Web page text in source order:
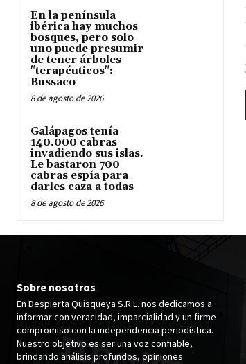
En la península
ibérica hay muchos
bosques, pero solo
uno puede presumir
de tener árboles
"terapéuticos":
Bussaco
8 de agosto de 2026
Galápagos tenía
140.000 cabras
invadiendo sus islas.
Le bastaron 700
cabras espía para
darles caza a todas
8 de agosto de 2026
Sobre nosotros
En Despierta Quisqueya S.R.L. nos dedicamos a
informar con veracidad, imparcialidad y un firme
compromiso con la independencia periodística.
Nuestro objetivo es ser una voz confiable,
brindando análisis profundos, opiniones